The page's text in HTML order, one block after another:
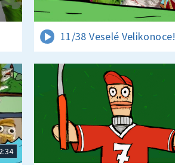
11/38 Veselé Velikonoce!